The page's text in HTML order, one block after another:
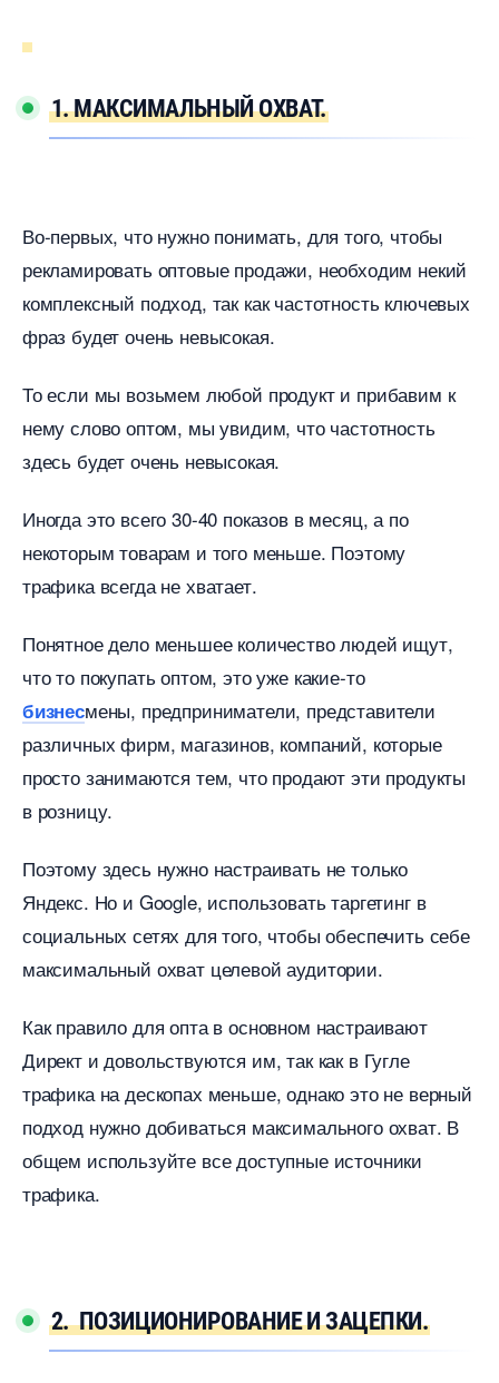
1. МАКСИМАЛЬНЫЙ ОХВАТ.
о-первых, что нужно понимать, для того, чтобы
рекламировать оптовые продажи, необходим некий
комплексный подход, так как частотность ключевых
фраз будет очень невысокая.
То если мы возьмем любой продукт и прибавим к
нему слово оптом, мы увидим, что частотность
здесь будет очень невысокая.
Иногда это всего 30-40 показов в месяц, а по
некоторым товарам и того меньше. Поэтому
трафика всегда не хватает.
Понятное дело меньшее количество людей ищут,
что то покупать оптом, это уже какие-то
изнесмены, предприниматели, представители
различных фирм, магазинов, компаний, которые
просто занимаются тем, что продают эти продукты
розницу.
Поэтому здесь нужно настраивать не только
Яндекс. Но и Google, использовать таргетин
социальных сетях для того, чтобы обеспечить себе
максимальный охват целевой аудитории.
Как правило для опта в основном настраивают
Директ и довольствуются им, так как в Гугле
трафика на дескопах меньше, однако это не верный
подход нужно добиваться максимального охват.
общем используйте все доступные источники
трафика.
2. ПОЗИЦИОНИРОВАНИЕ И ЗАЦЕПКИ.